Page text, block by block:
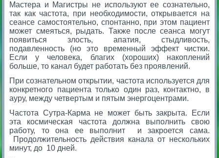
Мастера и Магистры не используют ее сознательно,
так как частота, при необходимости, открывается на
сеансе самостоятельно, спонтанно, при этом пациент
может смеяться, рыдать. Также после сеанса могут
появиться злость, апатия, стыдливость,
подавленность (но это временный эффект чистки.
Если у человека, благих (хороших) накоплений
больше, то канал будет работать без проявлений.
При сознательном открытии, частота используется для
конкретного пациента только один раз, контактно, в
ауру, между четвертым и пятым энергоцентрами.
Частота Сутра-Карма не может быть закрыта. Если
эта космическая частота должна выполнить свою
работу, то она ее выполнит и закроется сама.
Продолжительность действия канала от нескольких
минут, до 10 дней.